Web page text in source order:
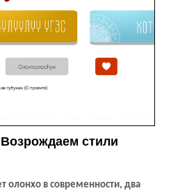
стили
олонхо в современности, два